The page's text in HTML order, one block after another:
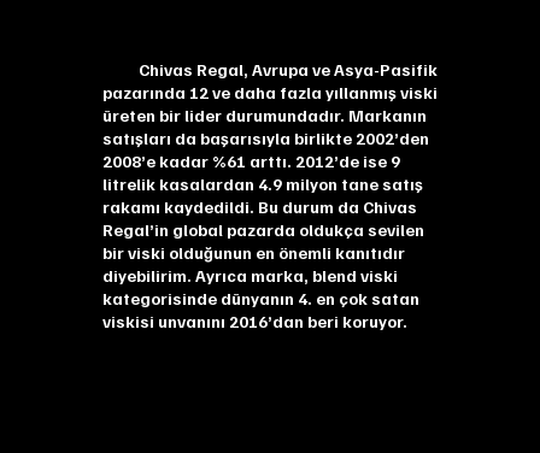
Chivas Regal, Avrupa ve Asya-Pasifik
pazarında 12 ve daha fazla yıllanmış viski
üreten bir lider durumundadır. Markanın
satışları da başarısıyla birlikte 2002’den
2008’e kadar %61 arttı. 2012’de ise 9
litrelik kasalardan 4.9 milyon tane satış
rakamı kaydedildi. Bu durum da Chivas
Regal’in global pazarda oldukça sevilen
bir viski olduğunun en önemli kanıtıdır
diyebilirim. Ayrıca marka, blend viski
kategorisinde dünyanın 4. en çok satan
viskisi unvanını 2016’dan beri koruyor.